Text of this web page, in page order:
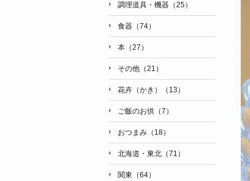
調理道具・機器（25）
食器（74）
本（27）
その他（21）
花卉（かき）（13）
ご飯のお供（7）
おつまみ（18）
北海道・東北（71）
関東（64）